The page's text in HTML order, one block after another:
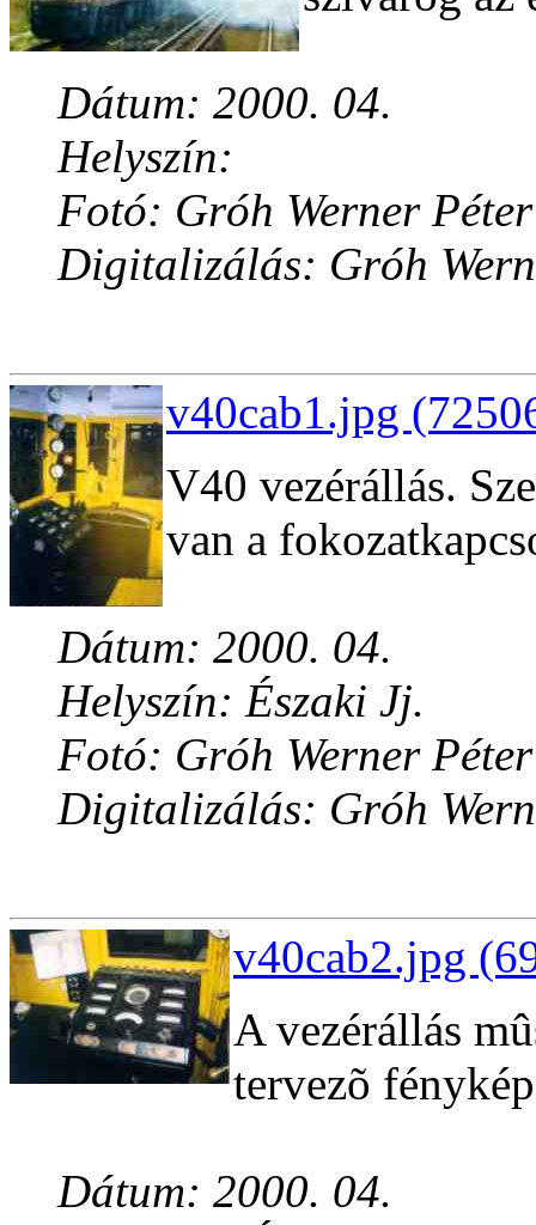
Dátum: 2000. 04.
Helyszín:
Fotó: Gróh Werner Péter
Digitalizálás: Gróh
v40cab1.jpg
V40 vezérállás.
van a
Dátum: 2000. 04.
Helyszín: Északi Jj.
Fotó: Gróh Werner Péter
Digitalizálás: Gróh
v40cab2.jpg
A vezérállás
tervezõ
Dátum: 2000. 04.